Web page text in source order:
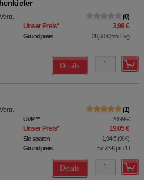
0
Unser Preis* 3,99 €
Grundpreis 26,60 €pro 1 kg
Details
1
UVP** 20,99 €
Unser Preis* 19,05 €
Sie sparen 1,94 €(9%)
Grundpreis
57,73 €pro 1 l
Details